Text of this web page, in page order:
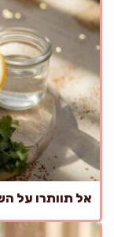
אל תוותרו על